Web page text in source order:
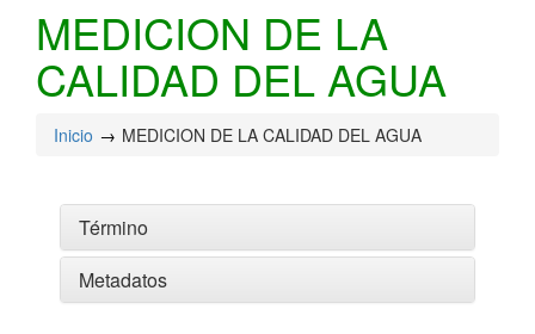
MEDICION DE LA
CALIDAD DEL AGUA
Inicio MEDICION DE LA CALIDAD DEL AGUA
Término
Metadatos